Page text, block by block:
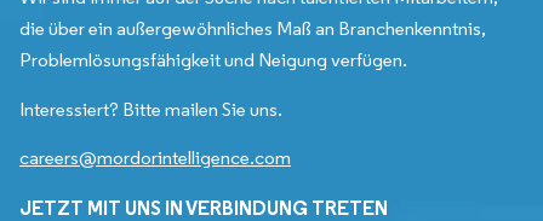
die über ein außergewöhnliches Maß an Branchenkenntnis,
Problemlösungsfähigkeit und Neigung verfügen.
Interessiert? Bitte mailen Sie uns.
careers@mordorintelligence.com
JETZT MIT UNS IN VERBINDUNG TRETEN